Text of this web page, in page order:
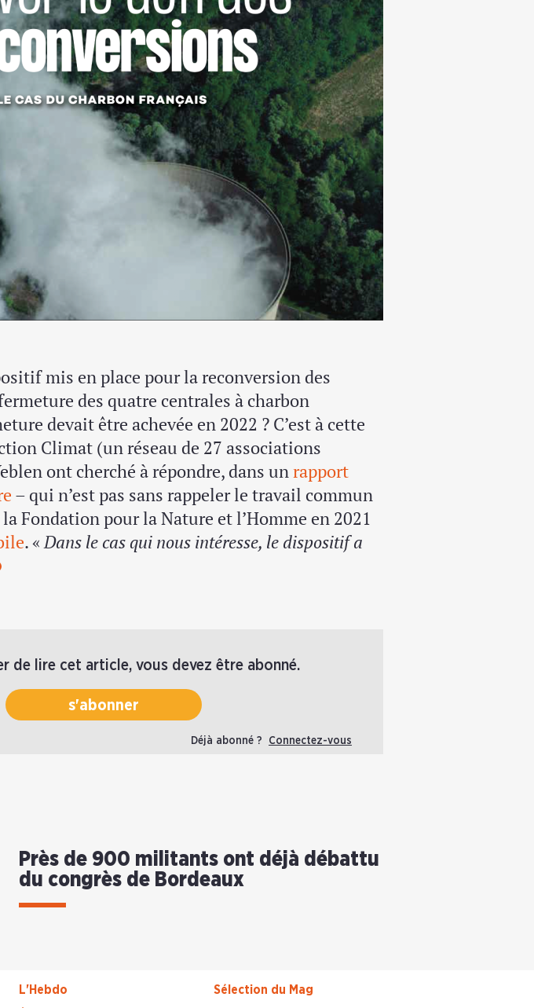
mis en place pour la reconversion des
des quatre centrales à charbon
devait être achevée en 2022 ? C’est à cette
Climat (un réseau de 27 associations
ont cherché à répondre, dans unrapport
– qui n’est pas sans rappeler le travail commun
Fondation pour la Nature et l’Homme en 2021
. «Dans le cas qui nous intéresse, le dispositif a
de lire cet article, vous devez être abonné.
s'abonner
Déjà abonné ? Connectez-vous
Près de 900 militants ont déjà débattu
du congrès de Bordeaux
L'Hebdo Sélection du Mag